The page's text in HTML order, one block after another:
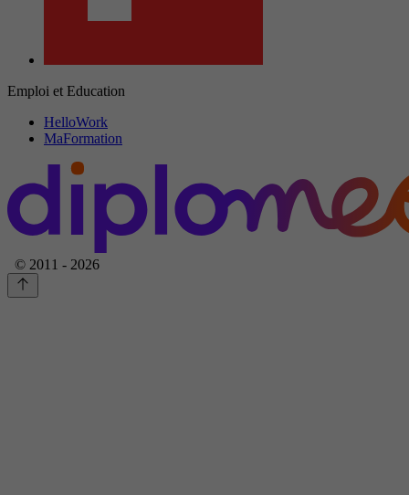
Emploi et Education
HelloWork
MaFormation
© 2011 - 2026